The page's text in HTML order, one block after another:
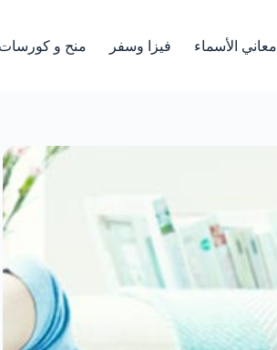
معاني الأسماء فيزا وسفر منح و كورسات